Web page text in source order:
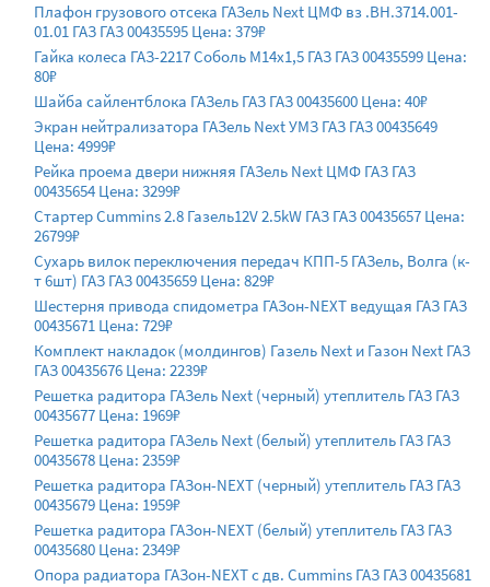
Плафон грузового отсека ГАЗель Next ЦМФ вз .ВН.3714.001-
01.01 ГАЗ ГАЗ 00435595 Цена: 379₽
Гайка колеса ГАЗ-2217 Соболь М14х1,5 ГАЗ ГАЗ 00435599 Цена:
80₽
Шайба сайлентблока ГАЗель ГАЗ ГАЗ 00435600 Цена: 40₽
Экран нейтрализатора ГАЗель Next УМЗ ГАЗ ГАЗ 00435649
Цена: 4999₽
Рейка проема двери нижняя ГАЗель Next ЦМФ ГАЗ ГАЗ
00435654 Цена: 3299₽
Стартер Cummins 2.8 Газель12V 2.5kW ГАЗ ГАЗ 00435657 Цена:
26799₽
Сухарь вилок переключения передач КПП-5 ГАЗель, Волга (к-
т 6шт) ГАЗ ГАЗ 00435659 Цена: 829₽
Шестерня привода спидометра ГАЗон-NEXT ведущая ГАЗ ГАЗ
00435671 Цена: 729₽
Комплект накладок (молдингов) Газель Next и Газон Neхt ГАЗ
ГАЗ 00435676 Цена: 2239₽
Решетка радитора ГАЗель Next (черный) утеплитель ГАЗ ГАЗ
00435677 Цена: 1969₽
Решетка радитора ГАЗель Next (белый) утеплитель ГАЗ ГАЗ
00435678 Цена: 2359₽
Решетка радитора ГАЗон-NEXT (черный) утеплитель ГАЗ ГАЗ
00435679 Цена: 1959₽
Решетка радитора ГАЗон-NEXT (белый) утеплитель ГАЗ ГАЗ
00435680 Цена: 2349₽
Опора радиатора ГАЗон-NEXT c дв. Cummins ГАЗ ГАЗ 00435681